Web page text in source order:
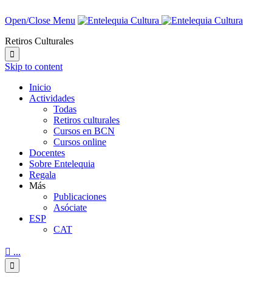
Open/Close Menu
Retiros Culturales

Skip to content
Inicio
Actividades
Todas
Retiros culturales
Cursos en BCN
Cursos online
Docentes
Sobre Entelequia
Regala
Más
Publicaciones
Asóciate
ESP
CAT
 ...
